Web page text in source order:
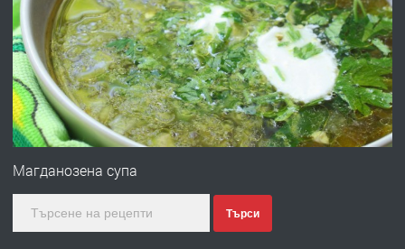
ПРЕДЛАГА
№4120 Магазин/Офис под наем в кв.
Любен Каравелов, Хасково-близо до
градската градина!
преди 2 дни
ПРЕДЛАГА
ПРОСТОРЕН ТРИСТАЕН
Магданозена супа
Търси